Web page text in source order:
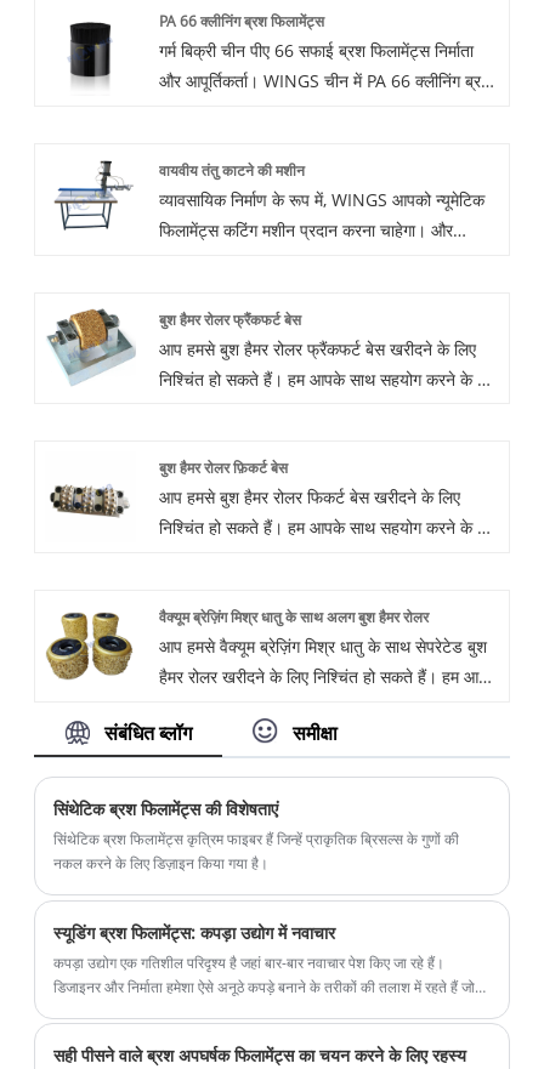
PA 66 क्लीनिंग ब्रश फिलामेंट्स
गर्म बिक्री चीन पीए 66 सफाई ब्रश फिलामेंट्स निर्माता
और आपूर्तिकर्ता। WINGS चीन में PA 66 क्लीनिंग ब्रश
नायलॉन 6 के समान है, लेकिन इसमें PA6 की तुलना में
बेहतर प्रतिरोध, उच्च तापमान प्रतिरोध और रासायनिक
संक्षारण प्रतिरोध है।
वायवीय तंतु काटने की मशीन
व्यावसायिक निर्माण के रूप में, WINGS आपको न्यूमेटिक
फिलामेंट्स कटिंग मशीन प्रदान करना चाहेगा। और
ब्लेड हमारे हाइड्रोलिक फिलामेंट्स काटने की मशीन को
बड़े व्यास के फिलामेंट्स के साथ एक परिपूर्ण मेल बनाता है।
बुश हैमर रोलर फ्रैंकफर्ट बेस
आप हमसे बुश हैमर रोलर फ्रैंकफर्ट बेस खरीदने के लिए
निश्चिंत हो सकते हैं। हम आपके साथ सहयोग करने के लिए
बुश हैमर रोलर फ़िकर्ट बेस
आप हमसे बुश हैमर रोलर फिकर्ट बेस खरीदने के लिए
निश्चिंत हो सकते हैं। हम आपके साथ सहयोग करने के लिए
वैक्यूम ब्रेज़िंग मिश्र धातु के साथ अलग बुश हैमर रोलर
आप हमसे वैक्यूम ब्रेज़िंग मिश्र धातु के साथ सेपरेटेड बुश
हैमर रोलर खरीदने के लिए निश्चिंत हो सकते हैं। हम आपके
जानना चाहते हैं, तो आप अभी हमसे परामर्श कर सकते हैं,
संबंधित ब्लॉग समीक्षा
सिंथेटिक ब्रश फिलामेंट्स की विशेषताएं
सिंथेटिक ब्रश फिलामेंट्स कृत्रिम फाइबर हैं जिन्हें प्राकृतिक ब्रिसल्स के गुणों की
नकल करने के लिए डिज़ाइन किया गया है।
स्यूडिंग ब्रश फिलामेंट्स: कपड़ा उद्योग में नवाचार
कपड़ा उद्योग एक गतिशील परिदृश्य है जहां बार-बार नवाचार पेश किए जा रहे हैं।
डिजाइनर और निर्माता हमेशा ऐसे अनूठे कपड़े बनाने के तरीकों की तलाश में रहते हैं जो
सही पीसने वाले ब्रश अपघर्षक फिलामेंट्स का चयन करने के लिए रहस्य